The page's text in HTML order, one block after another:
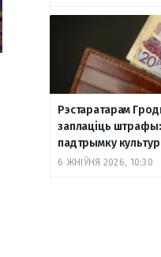
Рэстаратарам
заплаціць
падтрымку
6 ЖНІЎНЯ 2026, 10:30